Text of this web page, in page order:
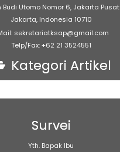
Budi Utomo Nomor 6, Jakarta Pusat
Jakarta, Indonesia 10710
sekretariatksap@gmail.com
Telp/Fax: +62 21 3524551
Kategori Artikel
Survei
Yth. Bapak Ibu